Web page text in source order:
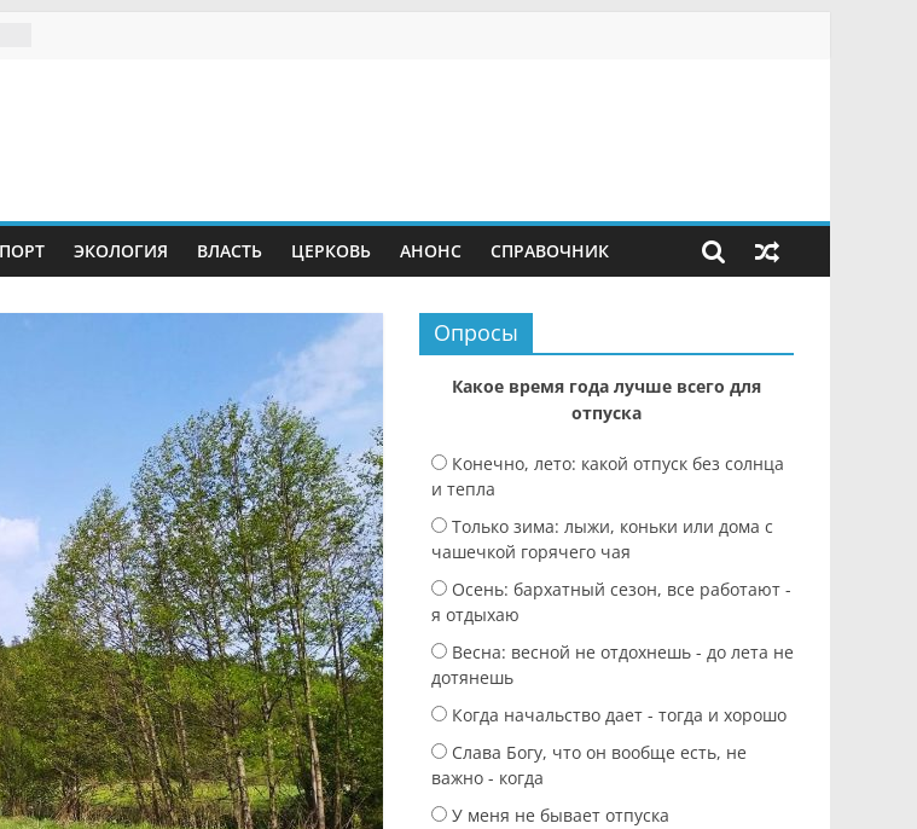
ЭКОЛОГИЯ ВЛАСТЬ ЦЕРКОВЬ АНОНС СПРАВОЧНИК
Опросы
Какое время года лучше всего для
отпуска
Конечно, лето: какой отпуск без солнца
и тепла
Только зима: лыжи, коньки или дома с
чашечкой горячего чая
Осень: бархатный сезон, все работают -
я отдыхаю
Весна: весной не отдохнешь - до лета не
дотянешь
Когда начальство дает - тогда и хорошо
Слава Богу, что он вообще есть, не
важно - когда
У меня не бывает отпуска